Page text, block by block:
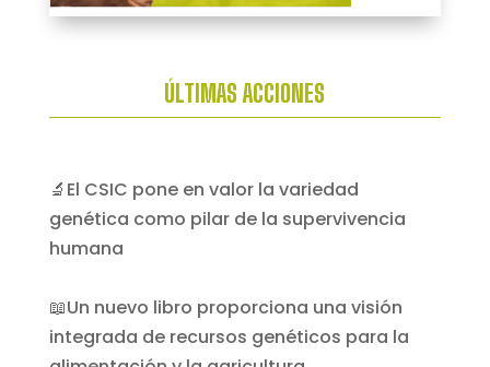
ÚLTIMAS ACCIONES
🔬El CSIC pone en valor la variedad
genética como pilar de la supervivencia
humana
📖Un nuevo libro proporciona una visión
integrada de recursos genéticos para la